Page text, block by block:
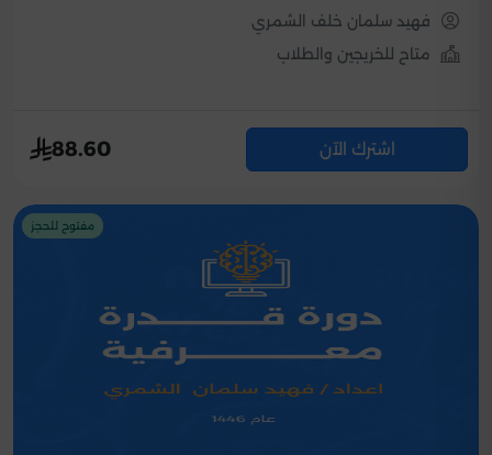
فهيد سلمان خلف الشمري
متاح للخريجين والطلاب
اشترك الآن 88.60
مفتوح للحجز